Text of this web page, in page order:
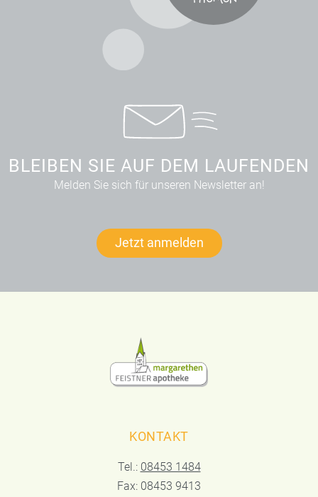
BLEIBEN SIE AUF DEM LAUFENDEN
Melden Sie sich für unseren Newsletter an!
Jetzt anmelden
KONTAKT
Tel.: 08453 1484
Fax: 08453 9413